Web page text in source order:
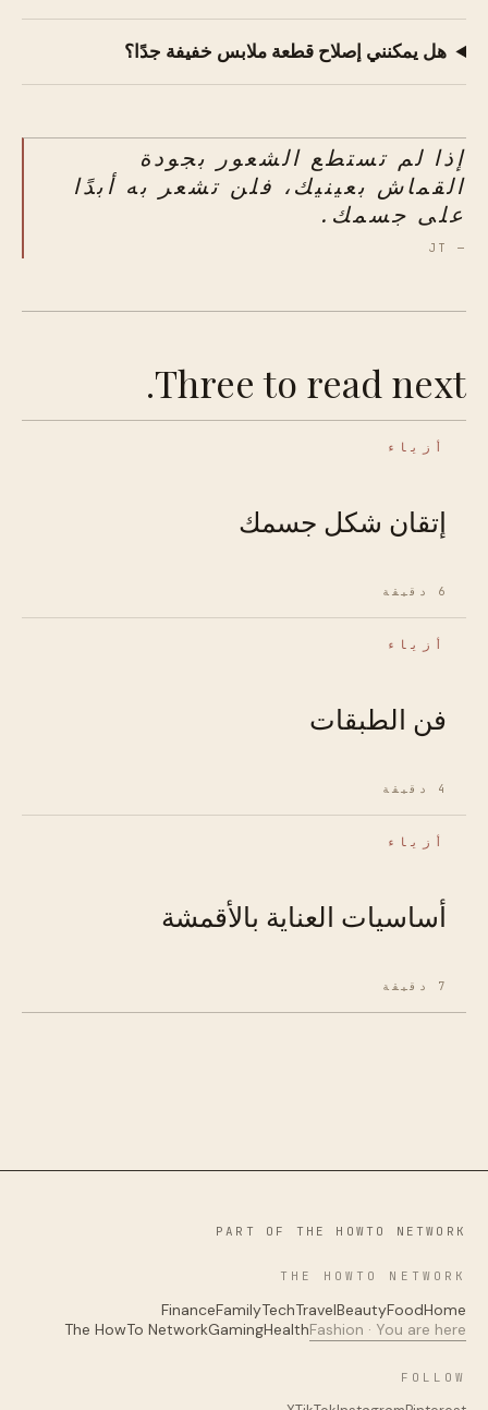
هل يمكنني إصلاح قطعة ملابس خفيفة جدًا؟
إذا لم تستطع الشعور بجودة
القماش بعينيك، فلن تشعر به أبدًا
على جسمك.
— JT
Three to read next.
أزياء
إتقان شكل جسمك
6 دقيقة
أزياء
فن الطبقات
4 دقيقة
أزياء
أساسيات العناية بالأقمشة
7 دقيقة
PART OF THE HOWTO NETWORK
THE HOWTO NETWORK
Home
Food
Beauty
Travel
Tech
Family
Finance
Fashion · You are here
Health
Gaming
The HowTo Network
FOLLOW